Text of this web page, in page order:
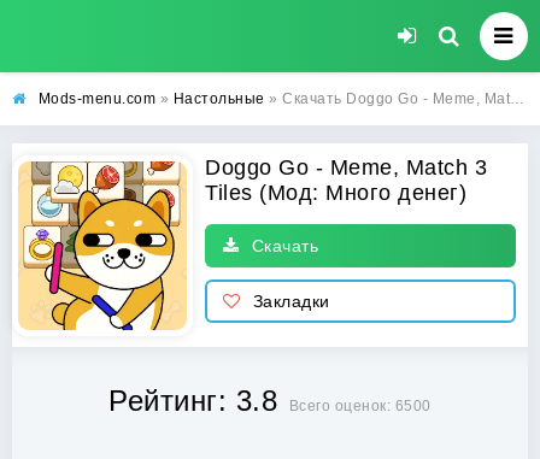
Mods-menu.com » Настольные » Скачать Doggo Go - Meme, Match 3 Tiles Взлом (Много денег) на Андроид бесплатно
Doggo Go - Meme, Match 3
Tiles (Мод: Много денег)
Скачать
Закладки
Рейтинг: 3.8 Всего оценок: 6500